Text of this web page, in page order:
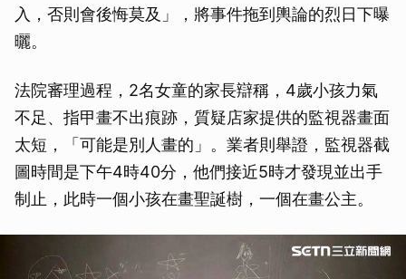
入，否則會後悔莫及」，將事件拖到輿論的烈日下曝
曬。
法院審理過程，2名女童的家長辯稱，4歲小孩力氣
不足、指甲畫不出痕跡，質疑店家提供的監視器畫面
太短，「可能是別人畫的」。業者則舉證，監視器截
圖時間是下午4時40分，他們接近5時才發現並出手
制止，此時一個小孩在畫聖誕樹，一個在畫公主。